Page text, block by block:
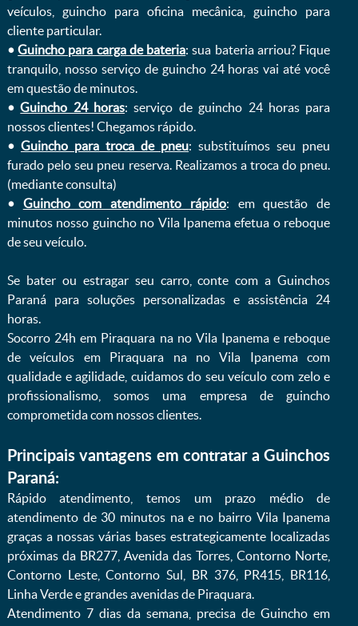
veículos, guincho para oficina mecânica, guincho para
cliente particular.
•Guincho para carga de bateria: sua bateria arriou? Fique
tranquilo, nosso serviço de guincho 24 horas vai até você
em questão de minutos.
•Guincho 24 horas: serviço de guincho 24 horas para
nossos clientes! Chegamos rápido.
• Guincho para troca de pneu: substituímos seu pneu
furado pelo seu pneu reserva. Realizamos a troca do pneu.
(mediante consulta)
• Guincho com atendimento rápido: em questão de
minutos nosso guincho no Vila Ipanema efetua o reboque
de seu veículo.
Se bater ou estragar seu carro, conte com a Guinchos
Paraná para soluções personalizadas e assistência 24
horas.
Socorro 24h em Piraquara na no Vila Ipanema e reboque
de veículos em Piraquara na no Vila Ipanema com
qualidade e agilidade, cuidamos do seu veículo com zelo e
profissionalismo, somos uma empresa de guincho
comprometida com nossos clientes.
Principais vantagens em contratar a Guinchos
Paraná:
Rápido atendimento, temos um prazo médio de
atendimento de 30 minutos na e no bairro Vila Ipanema
graças a nossas várias bases estrategicamente localizadas
próximas da BR277, Avenida das Torres, Contorno Norte,
Contorno Leste, Contorno Sul, BR 376, PR415, BR116,
Linha Verde e grandes avenidas de Piraquara.
Atendimento 7 dias da semana, precisa de Guincho em